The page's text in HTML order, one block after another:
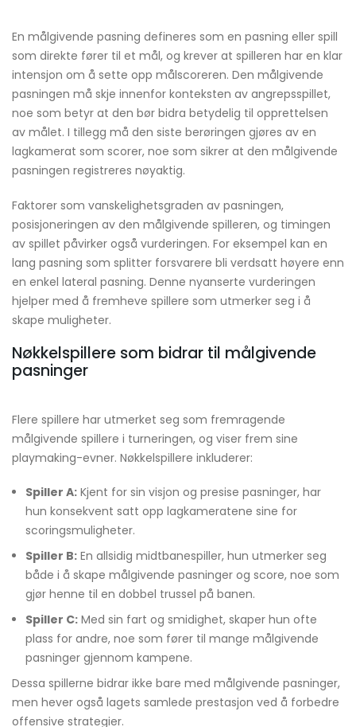
En målgivende pasning defineres som en pasning eller spill
som direkte fører til et mål, og krever at spilleren har en klar
intensjon om å sette opp målscoreren. Den målgivende
pasningen må skje innenfor konteksten av angrepsspillet,
noe som betyr at den bør bidra betydelig til opprettelsen
av målet. I tillegg må den siste berøringen gjøres av en
lagkamerat som scorer, noe som sikrer at den målgivende
pasningen registreres nøyaktig.
Faktorer som vanskelighetsgraden av pasningen,
posisjoneringen av den målgivende spilleren, og timingen
av spillet påvirker også vurderingen. For eksempel kan en
lang pasning som splitter forsvarere bli verdsatt høyere enn
en enkel lateral pasning. Denne nyanserte vurderingen
hjelper med å fremheve spillere som utmerker seg i å
skape muligheter.
Nøkkelspillere som bidrar til målgivende
pasninger
Flere spillere har utmerket seg som fremragende
målgivende spillere i turneringen, og viser frem sine
playmaking-evner. Nøkkelspillere inkluderer:
Spiller A: Kjent for sin visjon og presise pasninger, har
hun konsekvent satt opp lagkameratene sine for
scoringsmuligheter.
Spiller B: En allsidig midtbanespiller, hun utmerker seg
både i å skape målgivende pasninger og score, noe som
gjør henne til en dobbel trussel på banen.
Spiller C: Med sin fart og smidighet, skaper hun ofte
plass for andre, noe som fører til mange målgivende
pasninger gjennom kampene.
Dessa spillerne bidrar ikke bare med målgivende pasninger,
men hever også lagets samlede prestasjon ved å forbedre
offensive strategier.